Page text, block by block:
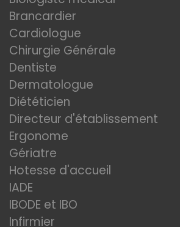
Brancardier
Cardiologue
Chirurgie Générale
Dentiste
Dermatologue
Diététicien
Directeur d'établissement
Ergonome
Gériatre
Hotesse d'accueil
IADE
IBODE et IBO
Infirmier